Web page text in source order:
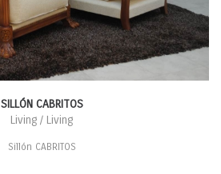
SILLÓN CABRITOS
Living / Living
Sillón CABRITOS